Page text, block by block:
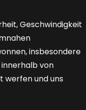
Geschwindigkeit
insbesondere
von
werfen und uns